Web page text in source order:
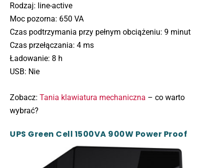
Rodzaj: line-active
Moc pozorna: 650 VA
Czas podtrzymania przy pełnym obciążeniu: 9 minut
Czas przełączania: 4 ms
Ładowanie: 8 h
USB: Nie
Zobacz: Tania klawiatura mechaniczna – co warto
wybrać?
UPS Green Cell 1500VA 900W Power Proof